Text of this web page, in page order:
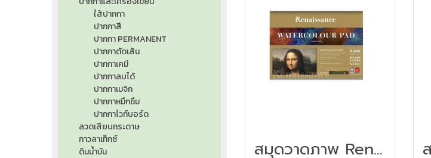
สมุดวาดภาพ Renaissance รุ่น R-605 A4 (ชนิดหยาบ)
ใส้ปากกา
ปากกาสี
ปากกา PERMANENT
ปากกาตัดเส้น
ปากกาเคมี
ปากกาลบได้
ปากกาเมจิก
ปากกาหมึกซึม
ปากกาไวท์บอร์ด
ลวดเสียบกระดาษ
กาวลาเท็กซ์
ดินน้ำมัน